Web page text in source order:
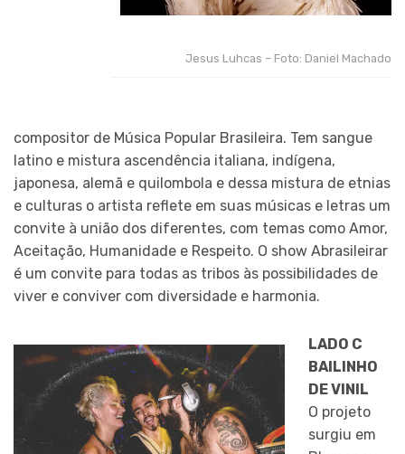
Jesus Luhcas – Foto: Daniel Machado
compositor de Música Popular Brasileira. Tem sangue
latino e mistura ascendência italiana, indígena,
japonesa, alemã e quilombola e dessa mistura de etnias
e culturas o artista reflete em suas músicas e letras um
convite à união dos diferentes, com temas como Amor,
Aceitação, Humanidade e Respeito. O show Abrasileirar
é um convite para todas as tribos às possibilidades de
viver e conviver com diversidade e harmonia.
LADO C
BAILINHO
DE VINIL
O projeto
surgiu em